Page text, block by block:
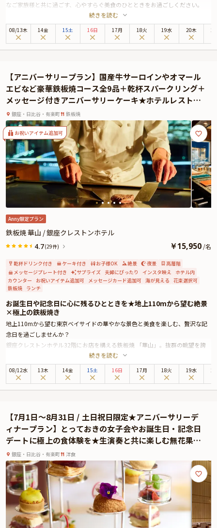
なご家族様と共に過ごす、心やすらぐ美食のひとときをお過ごしください。
ザ・ペニンシュラ東京は、皇居外苑と日比谷公園に面し、銀座までも徒歩圏内
という恵まれたロケーションに佇む5つ星ホテル。最上階の美食空間「Peter」
では、伝統と革新が調和するモダンフレンチをお楽しみいただけます。
お楽しみいただけます。極上の美食体験が、大切な日をより鮮やかに彩ること
でしょう。お子様用には、限定ペニンシュラベアクッキー付きのデザートを含
むお子様3品コースもご用意しておりますので、ご家族みなさまで和やかな美
食のひとときをお過ごしください。
さらに本プランでは、ロンドン発のノンアルコールドリンク「Jukes（100％オ
ーガニック）」を、お一人様につき一杯、乾杯ドリンクとしてご用意。アルコ
ール0.0％でありながら、複雑で上品なフレーバーが広がる一杯が、お料理の
味わいを引き立てながら、記念日のはじまりをやさしく演出いたします。ラン
チタイムのお祝いはもちろん、お子様同席でのご利用や、ご体調・ご予定によ
りアルコールを控えたい方にも、安心して乾杯のひとときをお楽しみいただけ
ます。
また、メッセージプレートを特典としてご用意しております。大切な記念日
が、特別な思い出になりますように「Peter」が心に残るひとときをお届けいた
します。
★とっておきの演出が叶うオプション★
有料オプションで、お飲み物や、ザ・ペニンシュラ東京特製ケーキ、Anny限定
の花束やギフト、カスタマイズ可能なメッセージカードなどをお付けすること
ができます。
メッセージカードは着席時に、花束やギフトはデザートタイムにご予約主様に
お渡し致しますので、サプライズ演出にお役立てください。
続きを読む
08/13木 14金 15土 16日 17月 18火 19水 20木
【アニバーサリープラン】国産牛サーロインやオマール
エビなど豪華鉄板焼コース全9品＋乾杯スパークリング＋
メッセージ付きアニバーサリーケーキ★ホテルレストラ
ンで東京ベイサイドの絶景を満喫★
銀座・日比谷・有楽町 鉄板焼
お祝いアイテム追加可
Anny限定プラン
鉄板焼 華山 / 銀座クレストンホテル
4.7(29件) ￥15,950 /名
乾杯ドリンク付き ケーキ付き お子様OK 絶景 夜景
高層階
メッセージプレート付き
サプライズ 夫婦にぴったり インスタ映え
ホテル内
カウンター
お祝いアイテム追加可 メッセージカード追加可 海が見える 花束選択可
鉄板焼 ランチ
お誕生日や記念日に心に残るひとときを★地上110mから望む絶景
×極上の鉄板焼き
地上110mから望む東京ベイサイドの華やかな景色と美食を楽しむ、贅沢な記
念日を過ごしませんか？
銀座クレストンホテル32階にお店を構える鉄板焼 「華山」。抜群の眺望を誇
るカウンターで、シェフの鮮やかな鉄板さばきを楽しみながら極上の鉄板焼き
をお召し上がりいただけます。
本プランでご用意するのは、国産牛サーロイン・オマールエビなどの鉄板焼き
美しい眺望に彩られた幻想的な空間で、思い出深い記念日のひとときをお過ご
しください。
続きを読む
08/12水 13木 14金 15土 16日 17月 18火 19水
【7月1日〜8月31日 / 土日祝日限定★アニバーサリーデ
ィナープラン】とっておきの女子会やお誕生日・記念日
デートに極上の食体験を★生演奏と共に楽しむ無花果と
蜂蜜のアフタヌーンティー＋メッセージプレート★5つ星
ホテルで優雅に寛ぐご褒美時間〜ザ・ペニンシュラ東京
銀座・日比谷・有楽町 洋食